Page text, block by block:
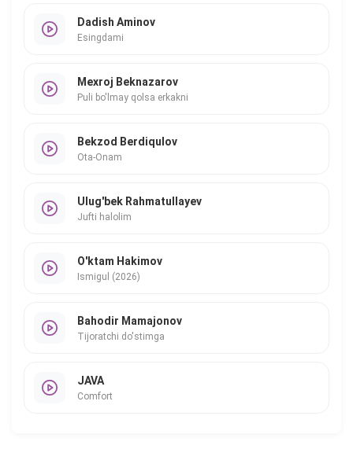
Dadish Aminov
Esingdami
Mexroj Beknazarov
Puli bo'lmay qolsa erkakni
Bekzod Berdiqulov
Ota-Onam
Ulug'bek Rahmatullayev
Jufti halolim
O'ktam Hakimov
Ismigul (2026)
Bahodir Mamajonov
Tijoratchi do'stimga
JAVA
Comfort